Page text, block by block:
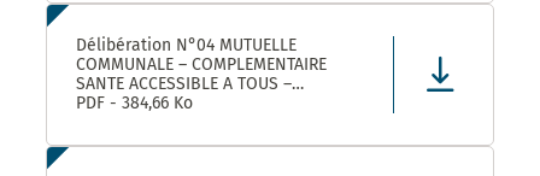
Délibération N°04 MUTUELLE
COMMUNALE – COMPLEMENTAIRE
SANTE ACCESSIBLE A TOUS –
CONVENTION DE PARTENARIAT AVEC
APPROBATION ET AUTORISATION DE
PDF - 384,66 Ko